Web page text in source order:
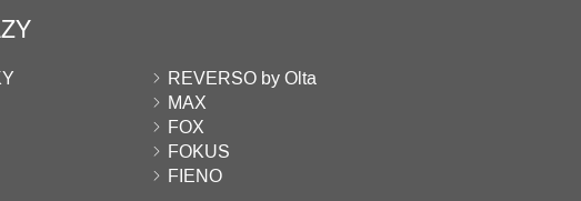
REVERSO by Olta
MAX
FOX
FOKUS
FIENO